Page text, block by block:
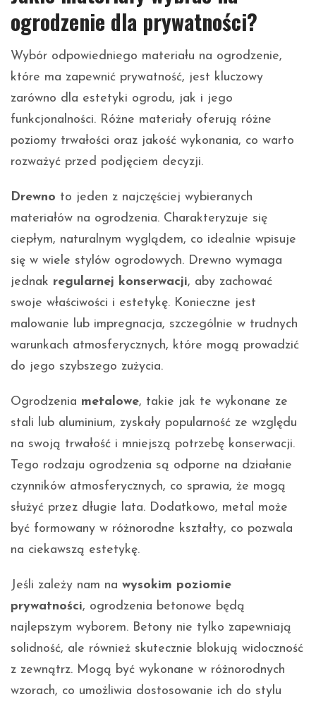
ogrodzenie dla prywatności?
Wybór odpowiedniego materiału na ogrodzenie,
które ma zapewnić prywatność, jest kluczowy
zarówno dla estetyki ogrodu, jak i jego
funkcjonalności. Różne materiały oferują różne
poziomy trwałości oraz jakość wykonania, co warto
rozważyć przed podjęciem decyzji.
Drewno to jeden z najczęściej wybieranych
materiałów na ogrodzenia. Charakteryzuje się
ciepłym, naturalnym wyglądem, co idealnie wpisuje
się w wiele stylów ogrodowych. Drewno wymaga
jednak regularnej konserwacji, aby zachować
swoje właściwości i estetykę. Konieczne jest
malowanie lub impregnacja, szczególnie w trudnych
warunkach atmosferycznych, które mogą prowadzić
do jego szybszego zużycia.
Ogrodzenia metalowe, takie jak te wykonane ze
stali lub aluminium, zyskały popularność ze względu
na swoją trwałość i mniejszą potrzebę konserwacji.
Tego rodzaju ogrodzenia są odporne na działanie
czynników atmosferycznych, co sprawia, że mogą
służyć przez długie lata. Dodatkowo, metal może
być formowany w różnorodne kształty, co pozwala
na ciekawszą estetykę.
Jeśli zależy nam na wysokim poziomie
prywatności, ogrodzenia betonowe będą
najlepszym wyborem. Betony nie tylko zapewniają
solidność, ale również skutecznie blokują widoczność
z zewnątrz. Mogą być wykonane w różnorodnych
wzorach, co umożliwia dostosowanie ich do stylu